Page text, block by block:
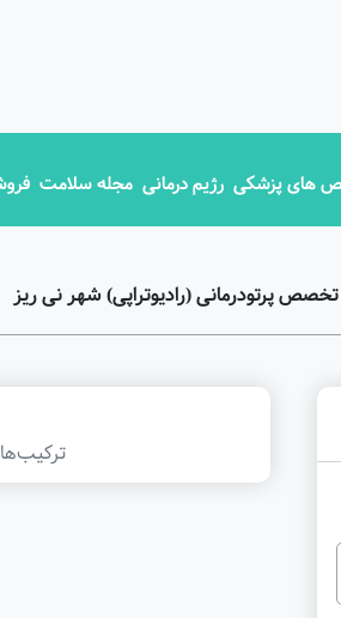
های پزشکی رژیم درمانی مجله سلامت
پرتودرمانی (رادیوتراپی) شهر نی ریز